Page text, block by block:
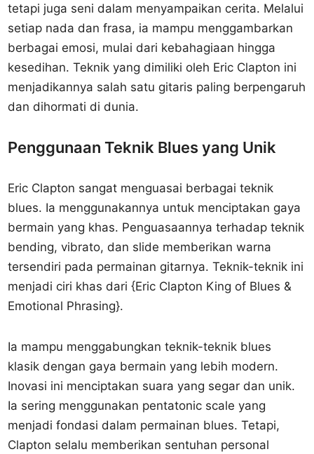
tetapi juga seni dalam menyampaikan cerita. Melalui
setiap nada dan frasa, ia mampu menggambarkan
berbagai emosi, mulai dari kebahagiaan hingga
kesedihan. Teknik yang dimiliki oleh Eric Clapton ini
menjadikannya salah satu gitaris paling berpengaruh
dan dihormati di dunia.
Penggunaan Teknik Blues yang Unik
Eric Clapton sangat menguasai berbagai teknik
blues. Ia menggunakannya untuk menciptakan gaya
bermain yang khas. Penguasaannya terhadap teknik
bending, vibrato, dan slide memberikan warna
tersendiri pada permainan gitarnya. Teknik-teknik ini
menjadi ciri khas dari {Eric Clapton King of Blues &
Emotional Phrasing}.
Ia mampu menggabungkan teknik-teknik blues
klasik dengan gaya bermain yang lebih modern.
Inovasi ini menciptakan suara yang segar dan unik.
Ia sering menggunakan pentatonic scale yang
menjadi fondasi dalam permainan blues. Tetapi,
Clapton selalu memberikan sentuhan personal